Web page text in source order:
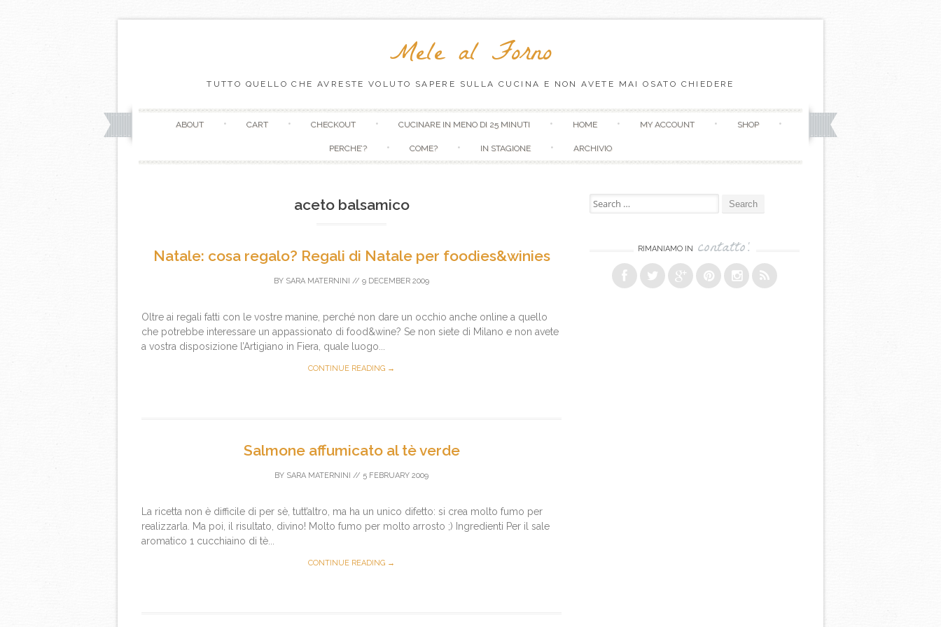
Mele al Forno
TUTTO QUELLO CHE AVRESTE VOLUTO SAPERE SULLA CUCINA E NON AVETE MAI OSATO CHIEDERE
ABOUT CART CHECKOUT CUCINARE IN MENO DI 25 MINUTI HOME MY ACCOUNT SHOP
PERCHE’? COME? IN STAGIONE ARCHIVIO
aceto balsamico
Natale: cosa regalo? Regali di Natale per foodies&winies
BY SARA MATERNINI // 9 DECEMBER 2009
Oltre ai regali fatti con le vostre manine, perché non dare un occhio anche online a quello
che potrebbe interessare un appassionato di food&wine? Se non siete di Milano e non avete
a vostra disposizione l’Artigiano in Fiera, quale luogo...
CONTINUE READING →
Salmone affumicato al tè verde
BY SARA MATERNINI // 5 FEBRUARY 2009
La ricetta non è difficile di per sè, tutt’altro, ma ha un unico difetto: si crea molto fumo per
realizzarla. Ma poi, il risultato, divino! Molto fumo per molto arrosto ;) Ingredienti Per il sale
aromatico 1 cucchiaino di tè...
CONTINUE READING →
Search for:
RIMANIAMO IN contatto!